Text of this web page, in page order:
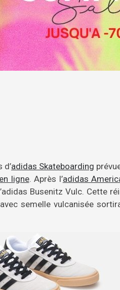
d’adidas Skateboarding
ligne. Après l’adidas
Busenitz Vulc. Cette
semelle vulcanisée